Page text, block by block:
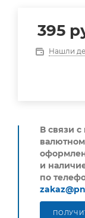
395
Нашли
В связи
и
по